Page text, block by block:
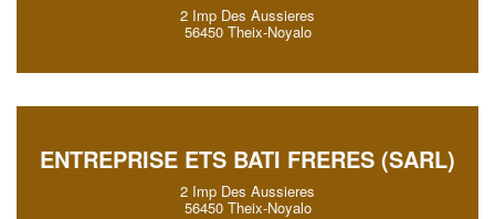
2 Imp Des Aussieres
56450 Theix-Noyalo
ENTREPRISE ETS BATI FRERES (SARL)
2 Imp Des Aussieres
56450 Theix-Noyalo